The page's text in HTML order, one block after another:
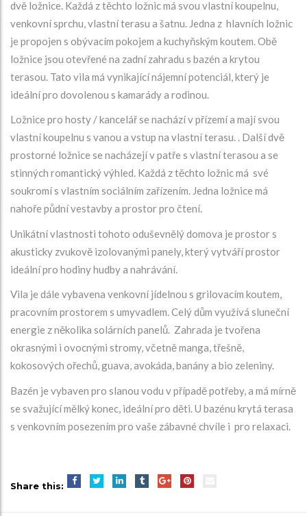
dvě ložnice. Každá z těchto ložnic má svou vlastní koupelnu,
venkovní sprchu, vlastní terasu a šatnu. Jedna z hlavních ložnic
je propojen s obývacím pokojem a kuchyňským koutem. Obě
ložnice jsou otevřené na zadní zahradu s bazén a krytou
terasou. Tato vila má vynikající nájemní potenciál, který je
ideální pro dovolenou s kamarády a rodinou.
Ložnice pro hosty / kancelář se nachází v přízemí a mají svou
vlastní koupelnu s vanou a vstup na vlastní terasu. . Další dvě
prostorné ložnice se nacházejí v patře s vlastní terasou a se
stinných romantický výhled. Každá z těchto ložnic má své
soukromí s vlastním sociálním zařízením. Jedna ložnice má
nahoře půdní vestavby a prostor pro čtení.
Unikátní vlastnosti tohoto oduševnělý domova je prostor s
akusticky zvukově izolovanými panely, který vytváří prostor
ideální pro hodiny hudby a nahrávání.
Vila je dále vybavena venkovní jídelnou s grilovacím koutem,
pracovním prostorem s umyvadlem. Celý dům využívá sluneční
energie z několika solárních panelů. Zahrada je tvořena
okrasnými i ovocnými stromy, včetně manga, třešně,
kokosových ořechů, guava, avokáda, banány a bio zeleniny.
Bazén je vybaven pro slanou vodu v případě potřeby, a má mírně
se svažující mělký konec, ideální pro děti. U bazénu krytá terasa
s venkovním posezením pro vaše zábavné chvíle i pro relaxaci.
Share this: